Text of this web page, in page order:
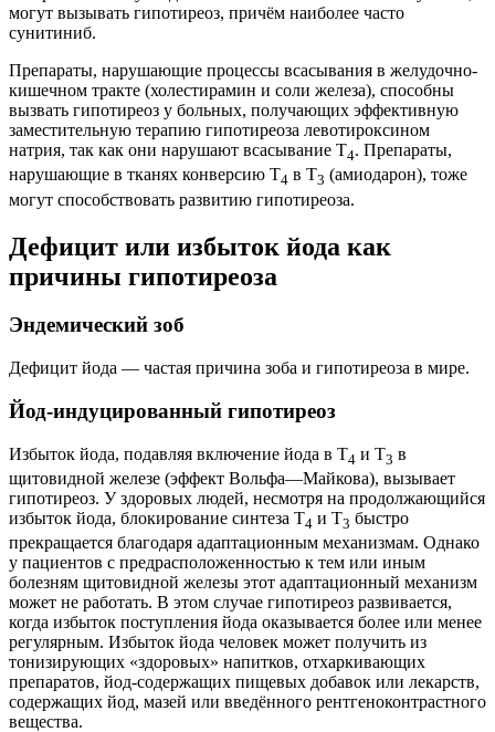
могут вызывать гипотиреоз, причём наиболее часто
сунитиниб.
Препараты, нарушающие процессы всасывания в желудочно-
кишечном тракте (холестирамин и соли железа), способны
вызвать гипотиреоз у больных, получающих эффективную
заместительную терапию гипотиреоза левотироксином
натрия, так как они нарушают всасывание Т4. Препараты,
нарушающие в тканях конверсию Т4 в Т3 (амиодарон), тоже
могут способствовать развитию гипотиреоза.
Дефицит или избыток йода как
причины гипотиреоза
Эндемический зоб
Дефицит йода — частая причина зоба и гипотиреоза в мире.
Йод-индуцированный гипотиреоз
Избыток йода, подавляя включение йода в Т4 и Т3 в
щитовидной железе (эффект Вольфа—Майкова), вызывает
гипотиреоз. У здоровых людей, несмотря на продолжающийся
избыток йода, блокирование синтеза Т4 и Т3 быстро
прекращается благодаря адаптационным механизмам. Однако
у пациентов с предрасположенностью к тем или иным
болезням щитовидной железы этот адаптационный механизм
может не работать. В этом случае гипотиреоз развивается,
когда избыток поступления йода оказывается более или менее
регулярным. Избыток йода человек может получить из
тонизирующих «здоровых» напитков, отхаркивающих
препаратов, йод-содержащих пищевых добавок или лекарств,
содержащих йод, мазей или введённого рентгеноконтрастного
вещества.